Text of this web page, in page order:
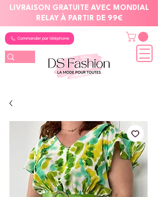
LIVRAISON GRATUITE AVEC MONDIAL
RELAY À PARTIR DE 99€
Commander par téléphone